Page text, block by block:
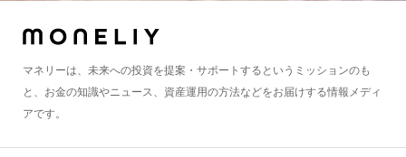
マネリーは、未来への投資を提案・サポートするというミッションのも
と、お金の知識やニュース、資産運用の方法などをお届けする情報メディ
アです。